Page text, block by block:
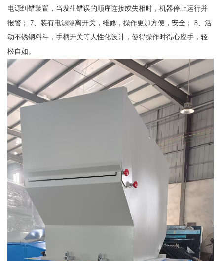
电源纠错装置，当发生错误的顺序连接或失相时，机器停止运行并
报警； 7、装有电源隔离开关，维修，操作更加方便，安全； 8、活
动不锈钢料斗，手柄开关等人性化设计，使得操作时得心应手，轻
松自如。